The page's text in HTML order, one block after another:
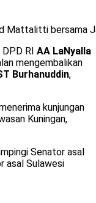
Mattalitti bersama
RI AA LaNyalla
mengembalikan
Burhanuddin,
kunjungan
Kuningan,
Senator asal
asal Sulawesi